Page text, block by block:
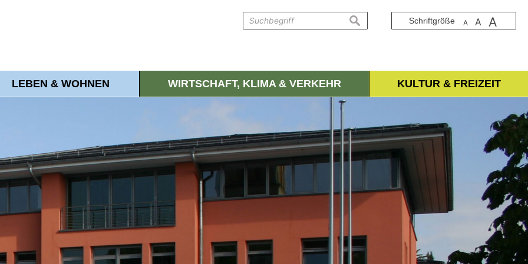
Schriftgröße A A A
suchen
LEBEN & WOHNEN WIRTSCHAFT, KLIMA & VERKEHR KULTUR & FREIZEIT